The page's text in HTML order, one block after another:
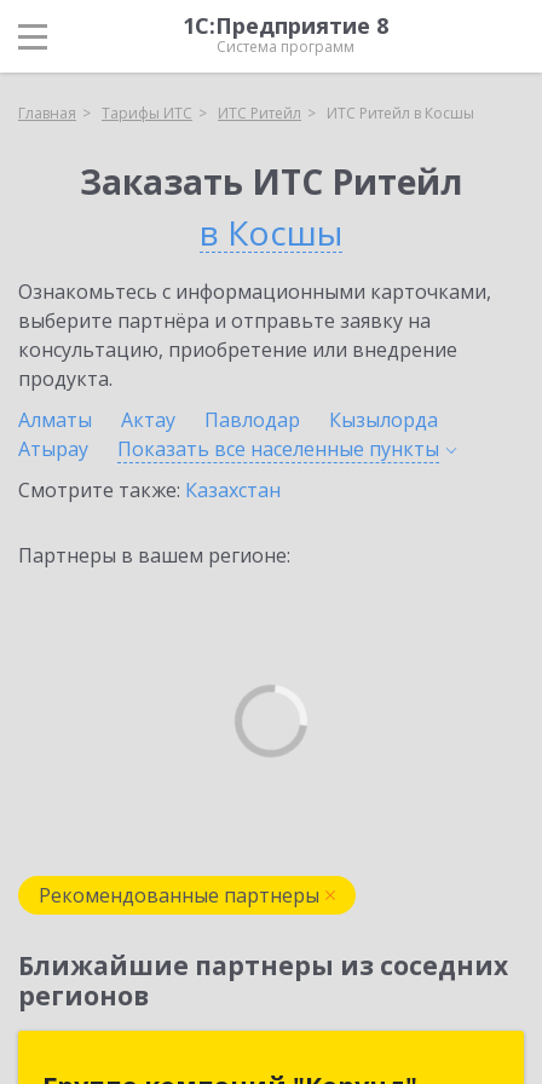
1С:Предприятие 8
Система программ
Главная Тарифы ИТС ИТС Ритейл ИТС Ритейл в Косшы
Заказать ИТС Ритейл
в Косшы
Ознакомьтесь с информационными карточками,
выберите партнёра и отправьте заявку на
консультацию, приобретение или внедрение
продукта.
Алматы
Актау Павлодар
Кызылорда
Атырау
Показать все населенные пункты
Смотрите также: Казахстан
Партнеры в вашем регионе:
Рекомендованные партнеры
Ближайшие партнеры из соседних
регионов
Группа компаний "Корунд"